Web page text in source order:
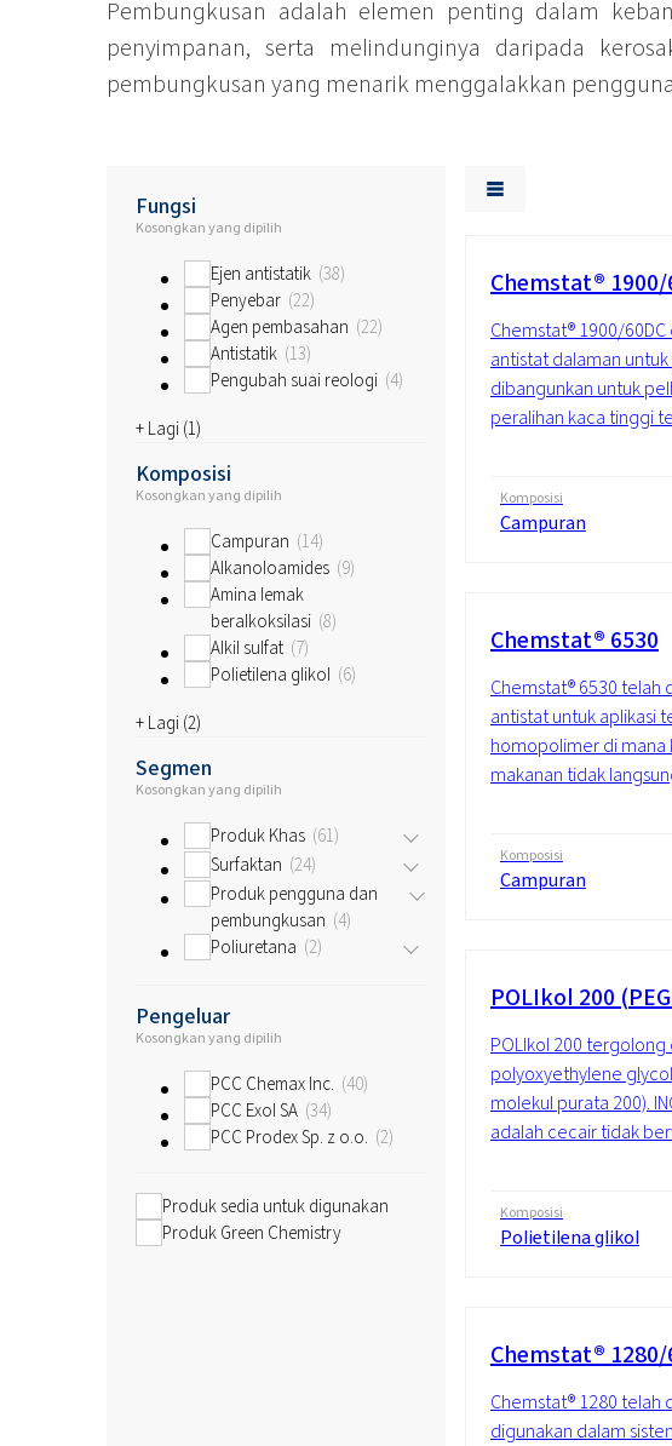
Pembungkusan adalah elemen penting dalam
penyimpanan, serta melindunginya daripada
pembungkusan yang menarik menggalakkan
Fungsi
Kosongkan yang dipilih
Ejen antistatik 38
Penyebar 22
Agen pembasahan 22
Antistatik 13
Pengubah suai reologi 4
+ Lagi (1)
Komposisi
Kosongkan yang dipilih
Campuran 14
Alkanoloamides 9
Amina lemak
beralkoksilasi 8
Alkil sulfat 7
Polietilena glikol 6
+ Lagi (2)
Segmen
Kosongkan yang dipilih
Produk Khas 61
Surfaktan 24
Produk pengguna dan
pembungkusan 4
Poliuretana 2
Pengeluar
Kosongkan yang dipilih
PCC Chemax Inc. 40
PCC Exol SA 34
PCC Prodex Sp. z o.o. 2
Produk sedia untuk digunakan
Produk Green Chemistry
Chemstat® 1900/
Chemstat® 1900/
antistat dalaman
dibangunkan untuk
peralihan kaca tinggi
Komposisi
Campuran
Chemstat® 6530
Chemstat® 6530 telah
antistat untuk aplikasi
homopolimer di mana
makanan tidak
Komposisi
Campuran
POLIkol 200
POLIkol 200
polyoxyethylene
molekul purata 200).
adalah cecair tidak
Komposisi
Polietilena glikol
Chemstat® 1280/
Chemstat® 1280 telah
digunakan dalam